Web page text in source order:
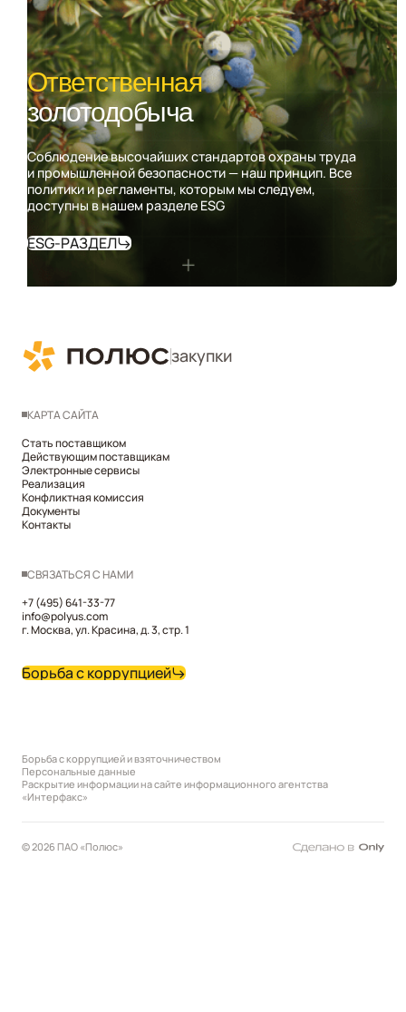
Ответственная
золотодобыча
Соблюдение высочайших стандартов охраны труда
и промышленной безопасности — наш принцип. Все
политики и регламенты, которым мы следуем,
доступны в нашем разделе ESG
ESG-РАЗДЕЛ
закупки
КАРТА САЙТА
Стать поставщиком
Действующим поставщикам
Электронные сервисы
Реализация
Конфликтная комиссия
Документы
Контакты
СВЯЗАТЬСЯ С НАМИ
+7 (495) 641-33-77
info@polyus.com
г. Москва, ул. Красина, д. 3, стр. 1
Борьба с коррупцией
Борьба с коррупцией и взяточничеством
Персональные данные
Раскрытие информации на сайте информационного агентства
«Интерфакс»
© 2026 ПАО «Полюс»